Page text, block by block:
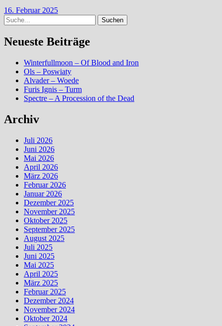
16. Februar 2025
Suche
Neueste Beiträge
Winterfullmoon – Of Blood and Iron
Ols – Poswiaty
Alvader – Woede
Furis Ignis – Turm
Spectre – A Procession of the Dead
Archiv
Juli 2026
Juni 2026
Mai 2026
April 2026
März 2026
Februar 2026
Januar 2026
Dezember 2025
November 2025
Oktober 2025
September 2025
August 2025
Juli 2025
Juni 2025
Mai 2025
April 2025
März 2025
Februar 2025
Dezember 2024
November 2024
Oktober 2024